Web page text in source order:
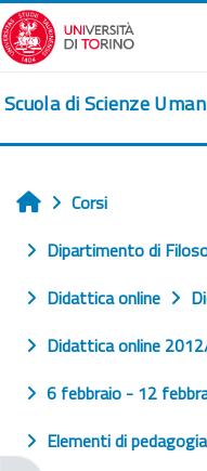
Vai al contenuto principale
Scuola di Scienze
Home
Corsi
Dipartimento di
Didattica online
Didattica online
6 febbraio - 12
Elementi di